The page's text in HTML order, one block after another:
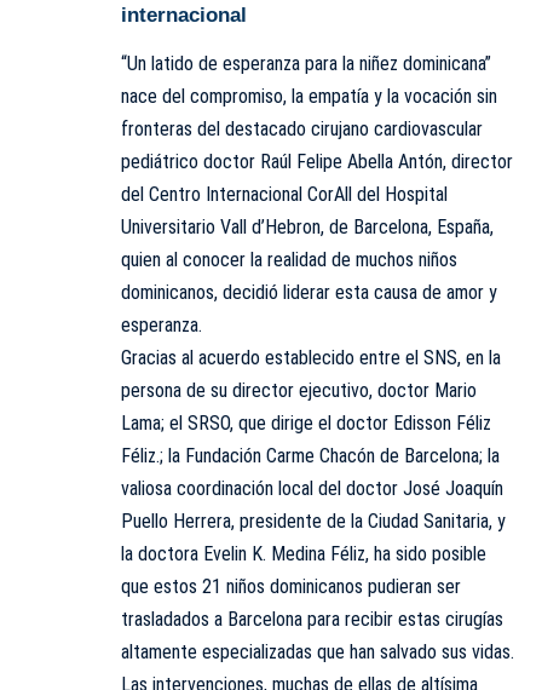
internacional
“Un latido de esperanza para la niñez dominicana”
nace del compromiso, la empatía y la vocación sin
fronteras del destacado cirujano cardiovascular
pediátrico doctor Raúl Felipe Abella Antón, director
del Centro Internacional CorAll del Hospital
Universitario Vall d’Hebron, de Barcelona, España,
quien al conocer la realidad de muchos niños
dominicanos, decidió liderar esta causa de amor y
esperanza.
Gracias al acuerdo establecido entre el SNS, en la
persona de su director ejecutivo, doctor Mario
Lama; el SRSO, que dirige el doctor Edisson Féliz
Féliz.; la Fundación Carme Chacón de Barcelona; la
valiosa coordinación local del doctor José Joaquín
Puello Herrera, presidente de la Ciudad Sanitaria, y
la doctora Evelin K. Medina Féliz, ha sido posible
que estos 21 niños dominicanos pudieran ser
trasladados a Barcelona para recibir estas cirugías
altamente especializadas que han salvado sus vidas.
Las intervenciones, muchas de ellas de altísima